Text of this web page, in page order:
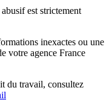
est strictement
inexactes ou une
votre agence France
du travail, consultez